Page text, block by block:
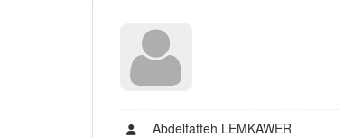
Abdelfatteh LEMKAWER